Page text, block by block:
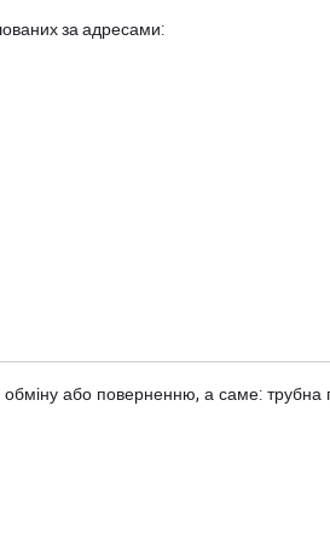
за адресами:
або поверненню, а саме: трубна